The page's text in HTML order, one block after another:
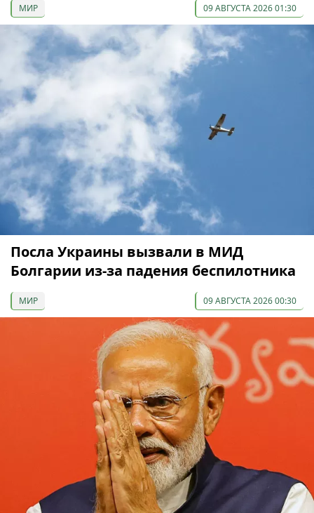
МИР 09 АВГУСТА 2026 01:30
Посла Украины вызвали в МИД
Болгарии из-за падения беспилотника
МИР 09 АВГУСТА 2026 00:30